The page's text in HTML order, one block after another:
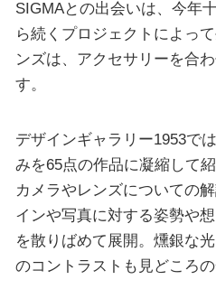
SIGMAとの出会いは、今年
ら続くプロジェクトによっ
ンズは、アクセサリーを合
す。
デザインギャラリー1953で
みを65点の作品に凝縮して
カメラやレンズについての
インや写真に対する姿勢や
を散りばめて展開。燻銀な
のコントラストも見どころの